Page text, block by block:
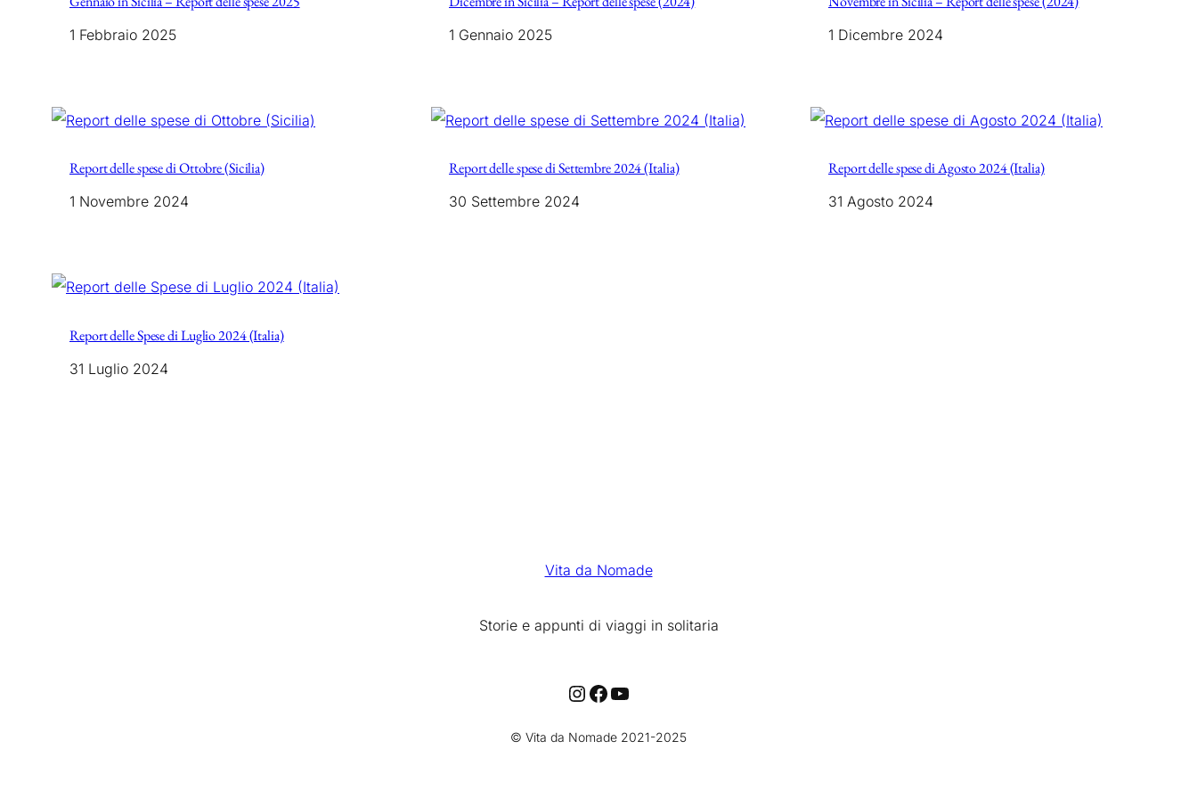
1 Febbraio 2025 1 Gennaio 2025 1 Dicembre 2024
Report delle spese di Ottobre (Sicilia)
1 Novembre 2024
Report delle spese di Settembre 2024 (Italia)
30 Settembre 2024
Report delle spese di Agosto 2024 (Italia)
31 Agosto 2024
Report delle Spese di Luglio 2024 (Italia)
31 Luglio 2024
Vita da Nomade
Storie e appunti di viaggi in solitaria
Instagram
Facebook
YouTube
© Vita da Nomade 2021-2025